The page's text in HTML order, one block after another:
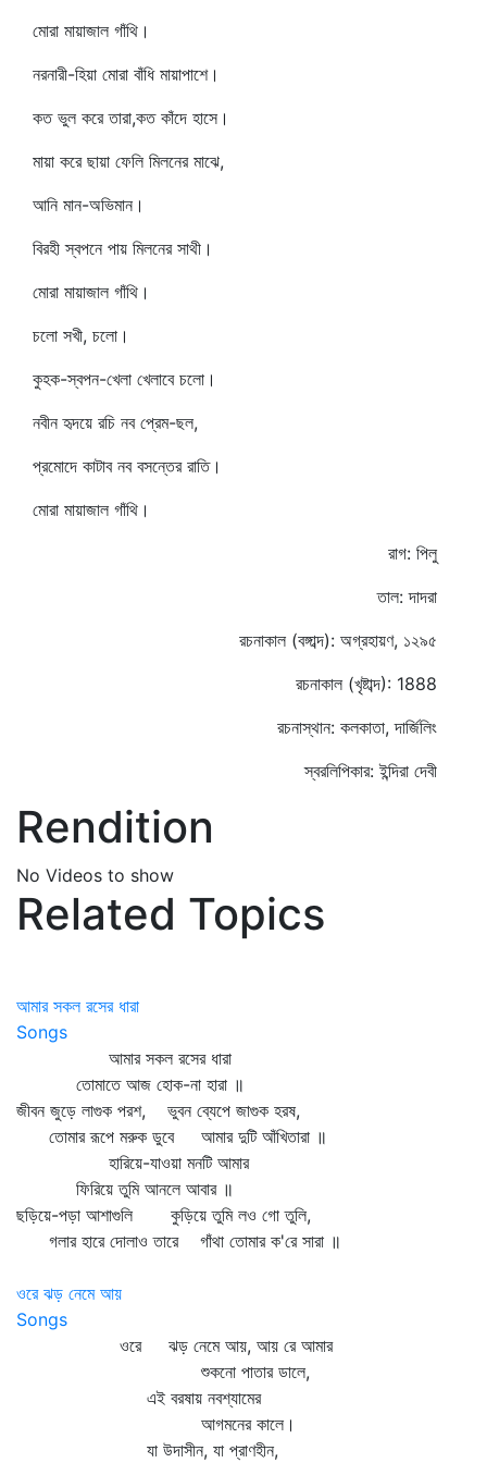
মোরা মায়াজাল গাঁথি।
নরনারী-হিয়া মোরা বাঁধি মায়াপাশে।
কত ভুল করে তারা,কত কাঁদে হাসে।
মায়া করে ছায়া ফেলি মিলনের মাঝে,
আনি মান-অভিমান।
বিরহী স্বপনে পায় মিলনের সাথী।
মোরা মায়াজাল গাঁথি।
চলো সখী, চলো।
কুহক-স্বপন-খেলা খেলাবে চলো।
নবীন হৃদয়ে রচি নব প্রেম-ছল,
প্রমোদে কাটাব নব বসন্তের রাতি।
মোরা মায়াজাল গাঁথি।
রাগ: পিলু
তাল: দাদরা
রচনাকাল (বঙ্গাব্দ): অগ্রহায়ণ, ১২৯৫
রচনাকাল (খৃষ্টাব্দ): 1888
রচনাস্থান: কলকাতা, দার্জিলিং
স্বরলিপিকার: ইন্দিরা দেবী
Rendition
No Videos to show
Related Topics
আমার সকল রসের ধারা
Songs
আমার সকল রসের ধারা
তোমাতে আজ হোক-না হারা ॥
জীবন জুড়ে লাগুক পরশ, ভুবন ব্যেপে জাগুক হরষ,
তোমার রূপে মরুক ডুবে আমার দুটি আঁখিতারা ॥
হারিয়ে-যাওয়া মনটি আমার
ফিরিয়ে তুমি আনলে আবার ॥
ছড়িয়ে-পড়া আশাগুলি কুড়িয়ে তুমি লও গো তুলি,
গলার হারে দোলাও তারে গাঁথা তোমার ক'রে সারা ॥
ওরে ঝড় নেমে আয়
Songs
ওরে ঝড় নেমে আয়, আয় রে আমার
শুকনো পাতার ডালে,
এই বরষায় নবশ্যামের
আগমনের কালে।
যা উদাসীন, যা প্রাণহীন,